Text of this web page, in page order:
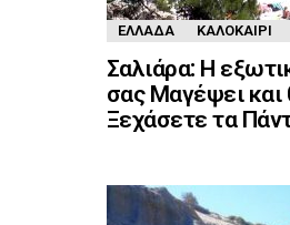
ΕΛΛΆΔΑ ΚΑΛΟΚΑΊΡΙ
Σαλιάρα: Η
σας Μαγέψει και
Ξεχάσετε τα